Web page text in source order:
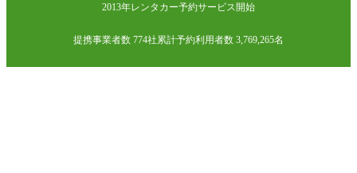
2013年レンタカー予約サービス開始
提携事業者数 774社累計予約利用者数 3,769,265名